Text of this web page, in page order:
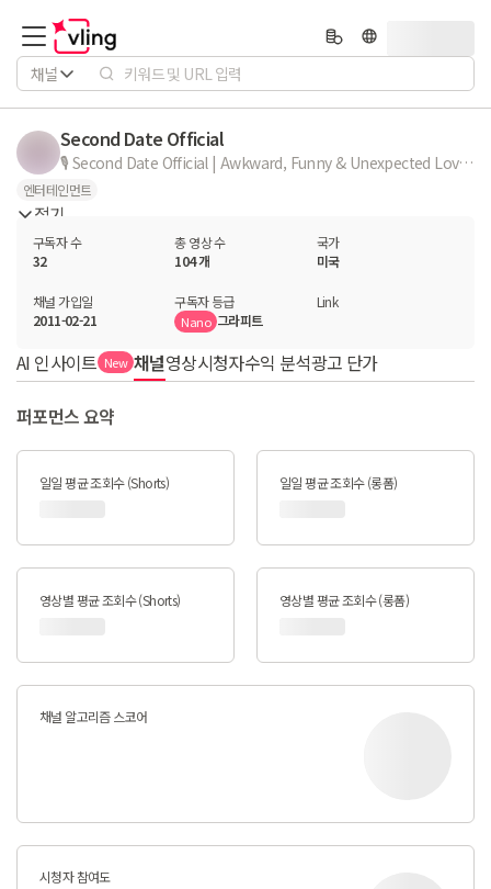
채널
Second Date Official
🎙️ Second Date Official | Awkward, Funny & Unexpected Love Stories Welcome to Second Date Official — where awkward moments, hilarious fails, and unexpected love stories take center stage! Ever wondered why someone disappeared after the first date? We uncover the truth and get real answers straight from the source. 🎧 Expect drama, laughter, and sometimes a surprising second chance. If you’re into real conversations, dating chaos, and unforgettable stories — this is your place.
엔터테인먼트
접기
구독자 수
32
총 영상 수
104 개
국가
미국
채널 가입일
2011-02-21
구독자 등급
Nano 그라피트
Link
AI 인사이트 New 채널영상시청자수익 분석광고 단가
퍼포먼스 요약
일일 평균 조회수 (Shorts) 일일 평균 조회수 (롱폼)
영상별 평균 조회수 (Shorts) 영상별 평균 조회수 (롱폼)
채널 알고리즘 스코어
시청자 참여도